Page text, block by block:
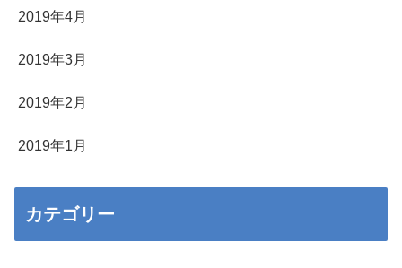
2019年4月
2019年3月
2019年2月
2019年1月
カテゴリー